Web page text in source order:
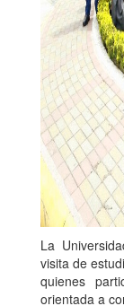
La
visita de
quienes
orientada a